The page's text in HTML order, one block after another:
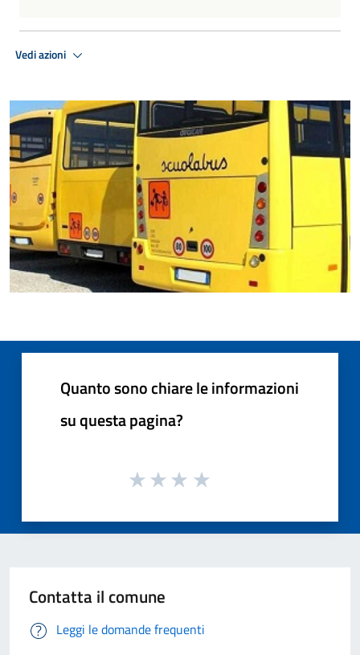
Vedi azioni
Quanto sono chiare le informazioni
su questa pagina?
Contatta il comune
Leggi le domande frequenti